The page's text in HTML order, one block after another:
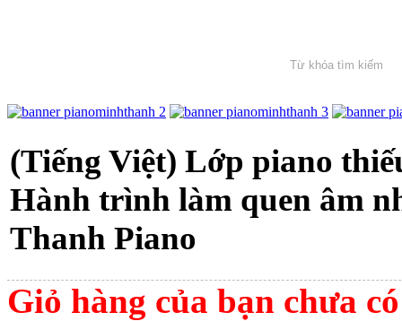
(Tiếng Việt) Lớp piano
Hành trình làm quen âm
Thanh Piano
Giỏ hàng của bạn chưa